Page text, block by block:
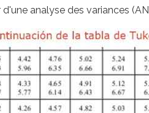
analyse des variances